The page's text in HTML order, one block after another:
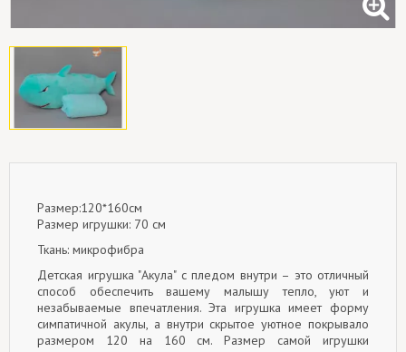
Размер:120*160см
Размер игрушки: 70 см
Ткань: микрофибра
Детская игрушка "Акула" с пледом внутри – это отличный
способ обеспечить вашему малышу тепло, уют и
незабываемые впечатления. Эта игрушка имеет форму
симпатичной акулы, а внутри скрытое уютное покрывало
размером 120 на 160 см. Размер самой игрушки